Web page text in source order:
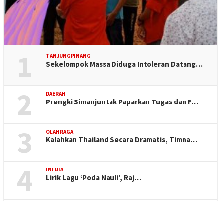
1 TANJUNGPINANG
Sekelompok Massa Diduga Intoleran Datang…
2 DAERAH
Prengki Simanjuntak Paparkan Tugas dan F…
3 OLAHRAGA
Kalahkan Thailand Secara Dramatis, Timna…
4 INI DIA
Lirik Lagu ‘Poda Nauli’, Raj…